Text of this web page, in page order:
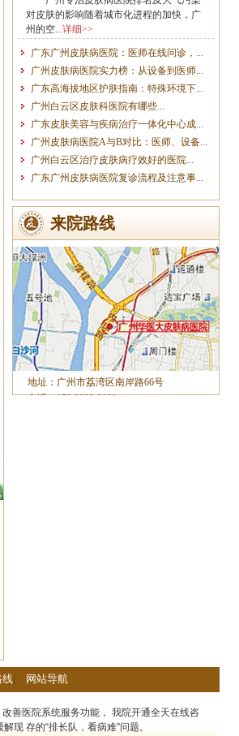
对皮肤的影响随着城市化进程的加快，广
州的空...详细>>
广东广州皮肤病医院：医师在线问诊，...
广州皮肤病医院实力榜：从设备到医师...
广东高海拔地区护肤指南：特殊环境下...
广州白云区皮肤科医院有哪些...
广东皮肤美容与疾病治疗一体化中心成...
广州皮肤病医院A与B对比：医师、设备...
广州白云区治疗皮肤病疗效好的医院...
广东广州皮肤病医院复诊流程及注意事...
来院路线
地址：广州市荔湾区南岸路66号
电话：153-2233-8929
线| 网站导航
善医院系统服务功能， 我院开通全天在线咨
现 存的“排长队，看病难”问题。